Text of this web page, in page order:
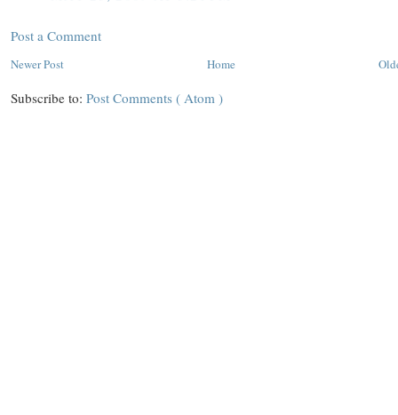
Post a Comment
Newer Post Home
Subscribe to: Post Comments ( Atom )